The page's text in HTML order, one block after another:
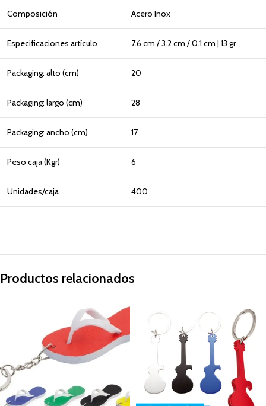
Composición Acero Inox
Especificaciones artículo 7.6 cm / 3.2 cm / 0.1 cm | 13 gr
Packaging: alto (cm) 20
Packaging: largo (cm) 28
Packaging: ancho (cm) 17
Peso caja (Kgr) 6
Unidades/caja 400
Productos relacionados